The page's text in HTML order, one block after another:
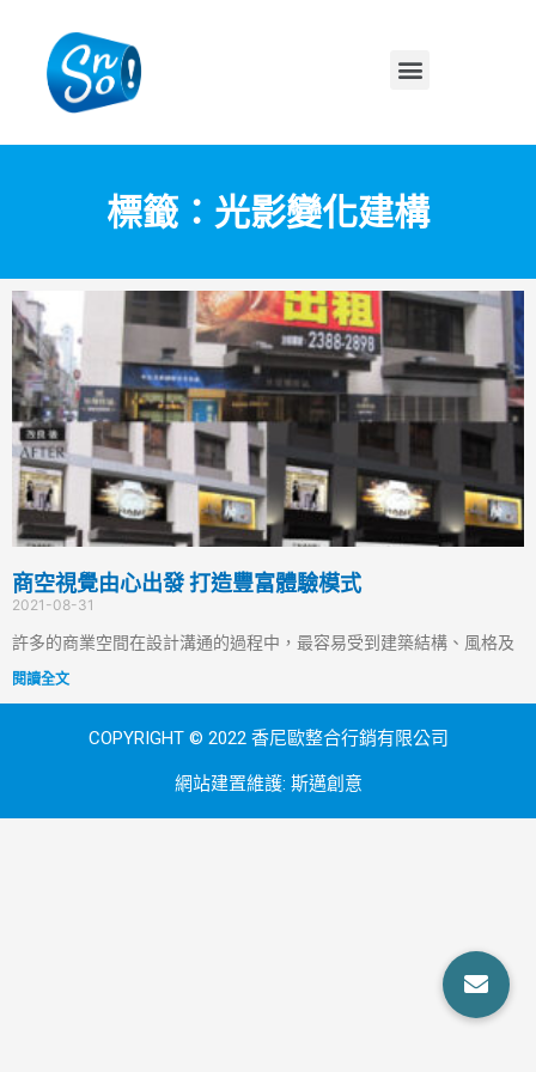
標籤：光影變化建構
商空視覺由心出發 打造豐富體驗模式
2021-08-31
許多的商業空間在設計溝通的過程中，最容易受到建築結構、風格及
閱讀全文
COPYRIGHT © 2022 香尼歐整合行銷有限公司
網站建置維護: 斯邁創意